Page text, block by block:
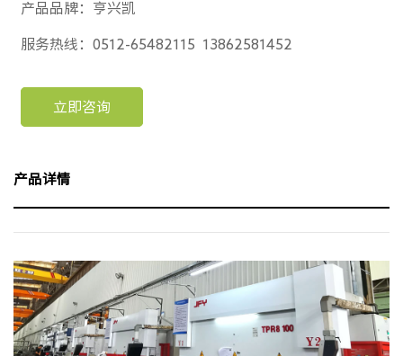
产品品牌：亨兴凯
服务热线：0512-65482115 13862581452
立即咨询
产品详情